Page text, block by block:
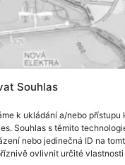
Souhlas
k ukládání a/nebo přístupu
Souhlas s těmito
nebo jedinečná ID na
ovlivnit určité